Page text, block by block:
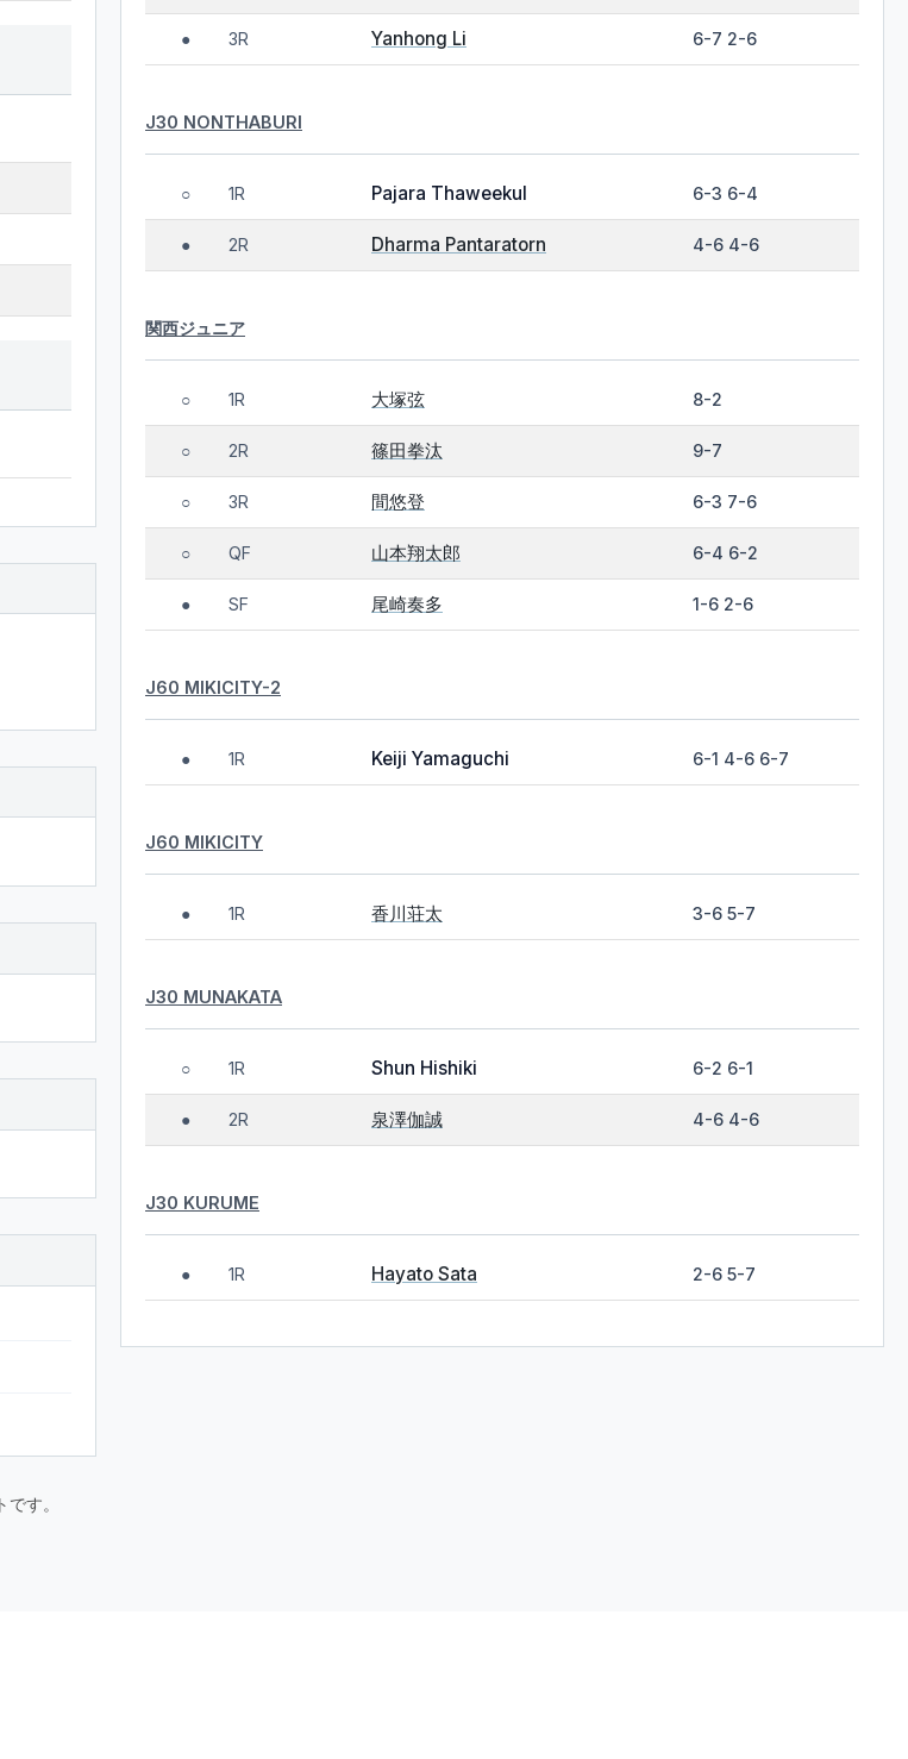
● 3R Yanhong Li 6-7 2-6
J30 NONTHABURI
○ 1R Pajara Thaweekul 6-3 6-4
● 2R Dharma Pantaratorn 4-6 4-6
関西ジュニア
○ 1R 大塚弦 8-2
○ 2R 篠田拳汰 9-7
○ 3R 間悠登 6-3 7-6
○ QF 山本翔太郎 6-4 6-2
● SF 尾崎奏多 1-6 2-6
J60 MIKICITY-2
● 1R Keiji Yamaguchi 6-1 4-6 6-7
J60 MIKICITY
● 1R 香川荘太 3-6 5-7
J30 MUNAKATA
○ 1R Shun Hishiki 6-2 6-1
● 2R 泉澤伽誠 4-6 4-6
J30 KURUME
● 1R Hayato Sata 2-6 5-7
す。